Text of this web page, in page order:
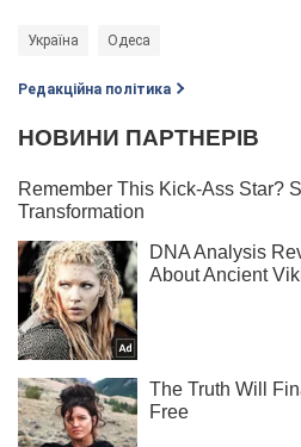
Україна Одеса
Редакційна політика